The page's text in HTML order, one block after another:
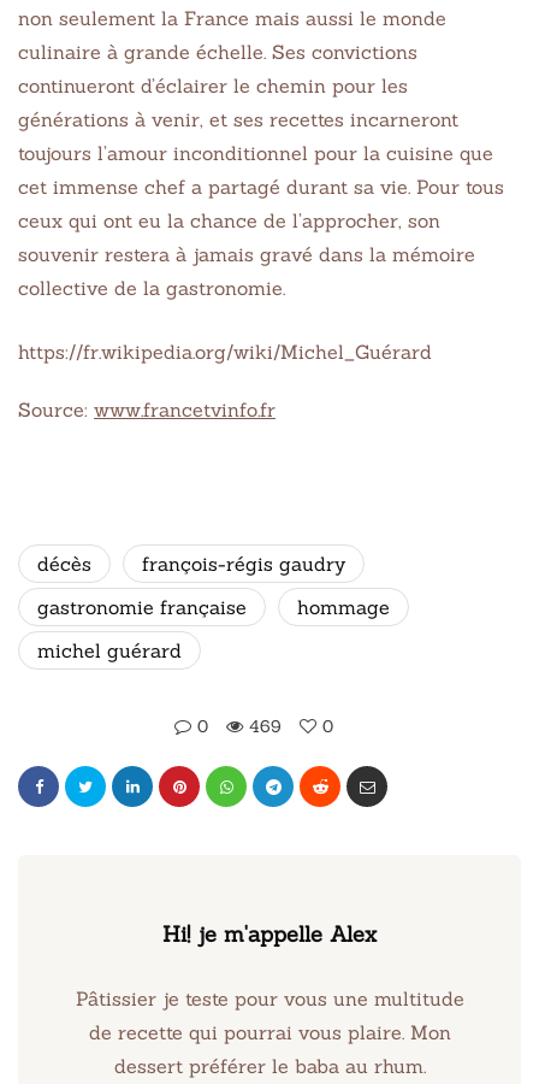
non seulement la France mais aussi le monde
culinaire à grande échelle. Ses convictions
continueront d’éclairer le chemin pour les
générations à venir, et ses recettes incarneront
toujours l’amour inconditionnel pour la cuisine que
cet immense chef a partagé durant sa vie. Pour tous
ceux qui ont eu la chance de l’approcher, son
souvenir restera à jamais gravé dans la mémoire
collective de la gastronomie.
https://fr.wikipedia.org/wiki/Michel_Guérard
Source: www.francetvinfo.fr
décès
françois-régis gaudry
gastronomie française
hommage
michel guérard
0 469 0
Hi! je m'appelle Alex
Pâtissier je teste pour vous une multitude
de recette qui pourrai vous plaire. Mon
dessert préférer le baba au rhum.